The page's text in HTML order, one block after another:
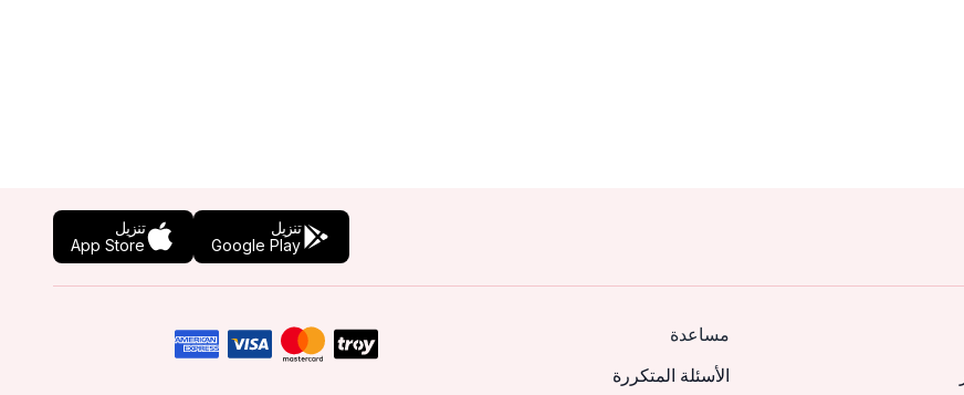
تنزيل
Google Play
تنزيل
App Store
مساعدة
الأسئلة المتكررة